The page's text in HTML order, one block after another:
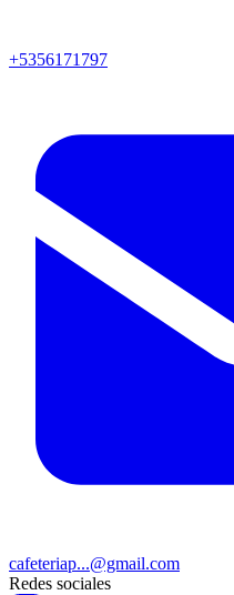
+5356171797
cafeteriap...@gmail.com
Redes sociales